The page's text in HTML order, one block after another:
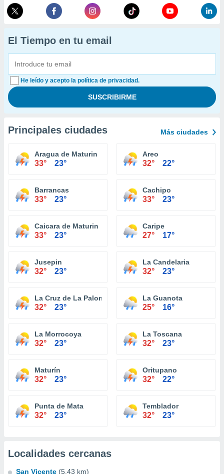
El Tiempo en tu email
He leído y acepto la política de privacidad.
Principales ciudades Más ciudades
Aragua de Maturin
33° 23°
Areo
32° 22°
Barrancas
33° 23°
Cachipo
33° 23°
Caicara de Maturin
33° 23°
Caripe
27° 17°
Jusepin
32° 23°
La Candelaria
32° 23°
La Cruz de La Paloma
32° 23°
La Guanota
25° 16°
La Morrocoya
32° 23°
La Toscana
32° 23°
Maturín
32° 23°
Oritupano
32° 22°
Punta de Mata
32° 23°
Temblador
32° 23°
Localidades cercanas
San Vicente (5.43 km)